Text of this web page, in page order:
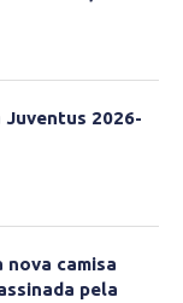
Juventus 2026-
nova camisa
pela